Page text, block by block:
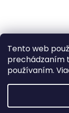
Tento web
prechádzaním
používaním.